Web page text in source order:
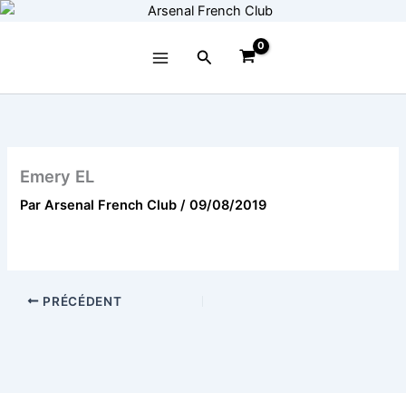
Aller
Rechercher
Emery EL
ParArsenal French Club/09/08/2019
PRÉCÉDENT